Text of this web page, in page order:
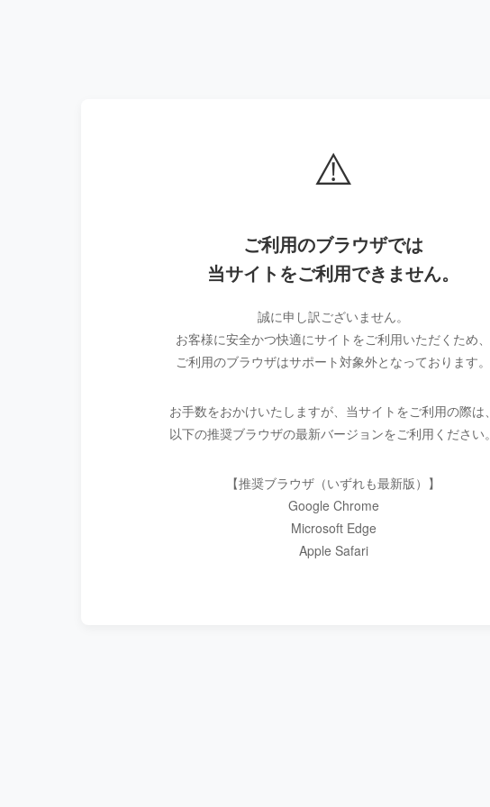
⚠️
ご利用のブラウザでは
当サイトをご利用できません。
誠に申し訳ございません。
お客様に安全かつ快適にサイトをご利用いただくため、
ご利用のブラウザはサポート対象外となっております。
お手数をおかけいたしますが、当サイトをご利用の際は、
以下の推奨ブラウザの最新バージョンをご利用ください。
【推奨ブラウザ（いずれも最新版）】
Google Chrome
Microsoft Edge
Apple Safari